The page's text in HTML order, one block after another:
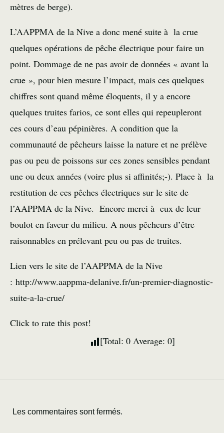
mètres de berge).
L’AAPPMA de la Nive a donc mené suite à la crue
quelques opérations de pêche électrique pour faire un
point. Dommage de ne pas avoir de données « avant la
crue », pour bien mesure l’impact, mais ces quelques
chiffres sont quand même éloquents, il y a encore
quelques truites farios, ce sont elles qui repeupleront
ces cours d’eau pépinières. A condition que la
communauté de pêcheurs laisse la nature et ne prélève
pas ou peu de poissons sur ces zones sensibles pendant
une ou deux années (voire plus si affinités;-). Place à la
restitution de ces pêches électriques sur le site de
l’AAPPMA de la Nive. Encore merci à eux de leur
boulot en faveur du milieu. A nous pêcheurs d’être
raisonnables en prélevant peu ou pas de truites.
Lien vers le site de l’AAPPMA de la Nive
: http://www.aappma-delanive.fr/un-premier-diagnostic-
suite-a-la-crue/
Click to rate this post!
[Total: 0 Average: 0]
Les commentaires sont fermés.